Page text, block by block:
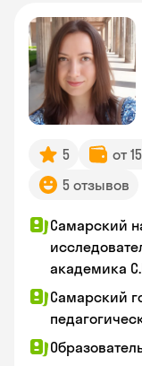
5 от
5 отзывов
Самарский
академика
Самарский